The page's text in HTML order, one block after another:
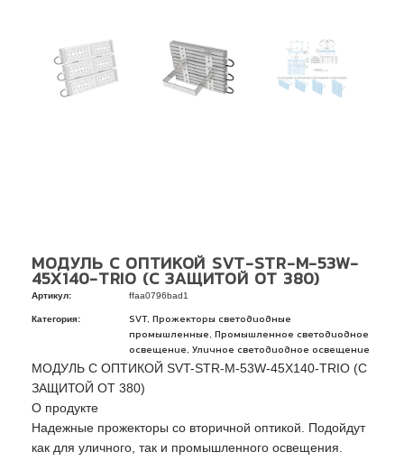
МОДУЛЬ С ОПТИКОЙ SVT-STR-M-53W-
45X140-TRIO (С ЗАЩИТОЙ ОТ 380)
Артикул: ffaa0796bad1
Категория: SVT,
Прожекторы светодиодные
промышленные
Промышленное светодиодное
освещение
Уличное светодиодное освещение
МОДУЛЬ С ОПТИКОЙ SVT-STR-M-53W-45X140-TRIO (С
ЗАЩИТОЙ ОТ 380)
О продукте
Надежные прожекторы со вторичной оптикой. Подойдут
как для уличного, так и промышленного освещения.